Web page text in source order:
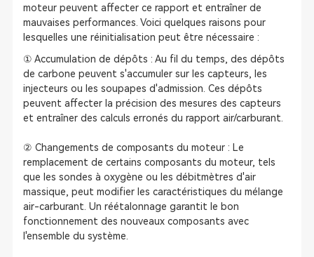
moteur peuvent affecter ce rapport et entraîner de
mauvaises performances. Voici quelques raisons pour
lesquelles une réinitialisation peut être nécessaire :
① Accumulation de dépôts : Au fil du temps, des dépôts
de carbone peuvent s'accumuler sur les capteurs, les
injecteurs ou les soupapes d'admission. Ces dépôts
peuvent affecter la précision des mesures des capteurs
et entraîner des calculs erronés du rapport air/carburant.
② Changements de composants du moteur : Le
remplacement de certains composants du moteur, tels
que les sondes à oxygène ou les débitmètres d'air
massique, peut modifier les caractéristiques du mélange
air-carburant. Un réétalonnage garantit le bon
fonctionnement des nouveaux composants avec
l'ensemble du système.